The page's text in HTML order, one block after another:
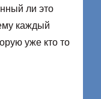
ли это
каждый
уже кто то